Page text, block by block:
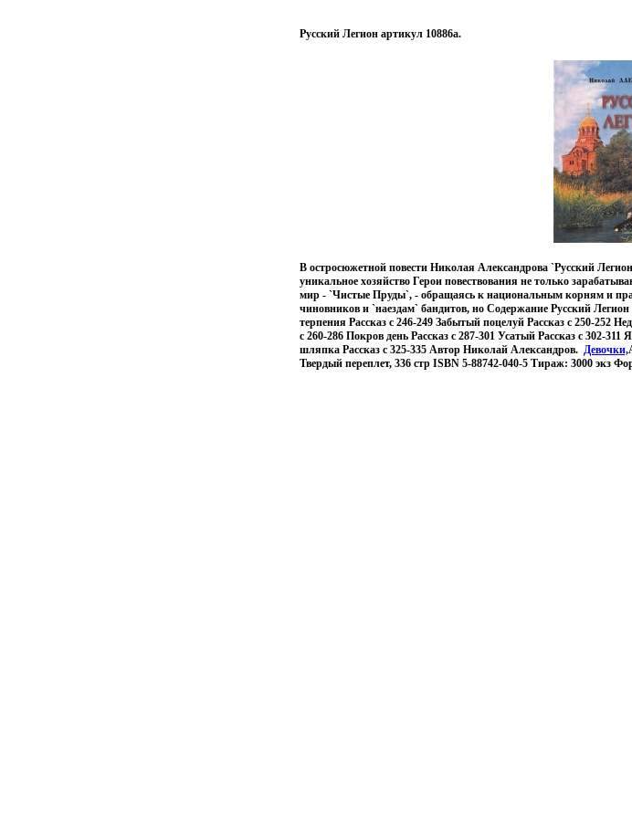
Русский Легион артикул 10886a.
В остросюжетной повести Николая Александрова `Русский
уникальное хозяйство Герои повествования не только
мир - `Чистые Пруды`, - обращаясь к национальным корням и
чиновников и `наездам` бандитов, но Содержание Русский Легион
терпения Рассказ c 246-249 Забытый поцелуй Рассказ c 250-252
c 260-286 Покров день Рассказ c 287-301 Усатый Рассказ c 302-
шляпка Рассказ c 325-335 Автор Николай Александров. Девочки,
Твердый переплет, 336 стр ISBN 5-88742-040-5 Тираж: 3000 экз